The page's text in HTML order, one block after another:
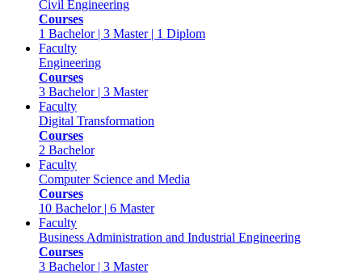
Civil Engineering
Courses
1 Bachelor | 3 Master | 1 Diplom
Faculty
Engineering
Courses
3 Bachelor | 3 Master
Faculty
Digital Transformation
Courses
2 Bachelor
Faculty
Computer Science and Media
Courses
10 Bachelor | 6 Master
Faculty
Business Administration and Industrial Engineering
Courses
3 Bachelor | 3 Master